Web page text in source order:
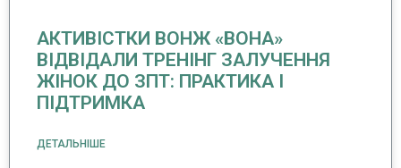
АКТИВІСТКИ ВОНЖ «ВОНА»
ВІДВІДАЛИ ТРЕНІНГ ЗАЛУЧЕННЯ
ЖІНОК ДО ЗПТ: ПРАКТИКА І
ПІДТРИМКА
ДЕТАЛЬНІШЕ